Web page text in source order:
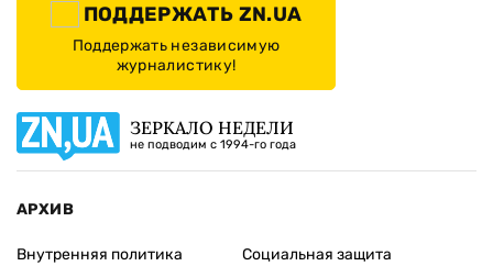
ПОДДЕРЖАТЬ ZN.UA
Поддержать независимую
журналистику!
ЗЕРКАЛО НЕДЕЛИ
не подводим с 1994-го года
АРХИВ
Внутренняя политика
Социальная защита